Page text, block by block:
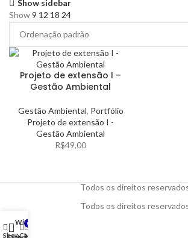
Show sidebar
Show9 12 18 24
Projeto de extensão I –
Gestão Ambiental
Gestão Ambiental, Portfólio
Projeto de extensão I -
Gestão Ambiental
R$49,00
Todos os direitos
Todos os direitos
Shop
Wishlist
0
CartMy account